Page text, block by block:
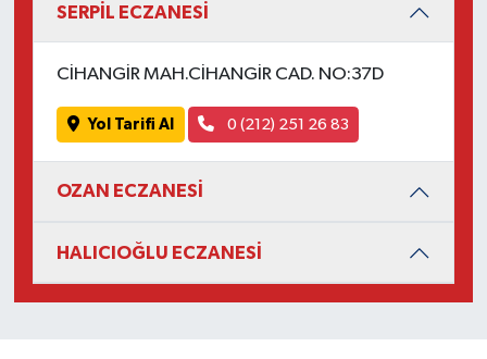
SERPİL ECZANESİ
CİHANGİR MAH.CİHANGİR CAD. NO:37D
Yol Tarifi Al 0 (212) 251 26 83
OZAN ECZANESİ
HALICIOĞLU ECZANESİ